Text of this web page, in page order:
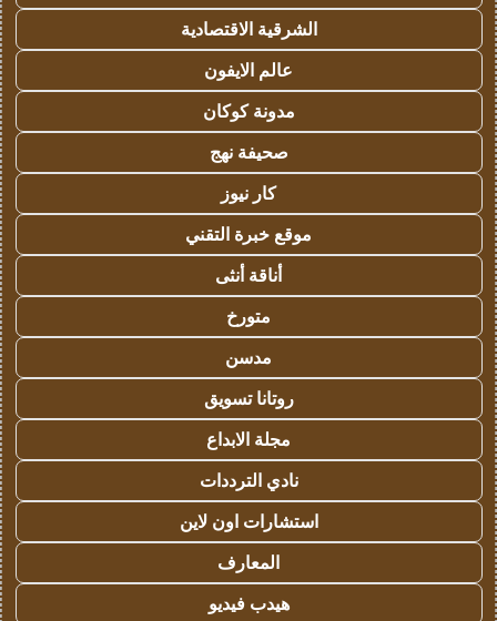
الشرقية الاقتصادية
عالم الايفون
مدونة كوكان
صحيفة نهج
كار نيوز
موقع خبرة التقني
أناقة أنثى
متورخ
مدسن
روتانا تسويق
مجلة الابداع
نادي الترددات
استشارات اون لاين
المعارف
هيدب فيديو